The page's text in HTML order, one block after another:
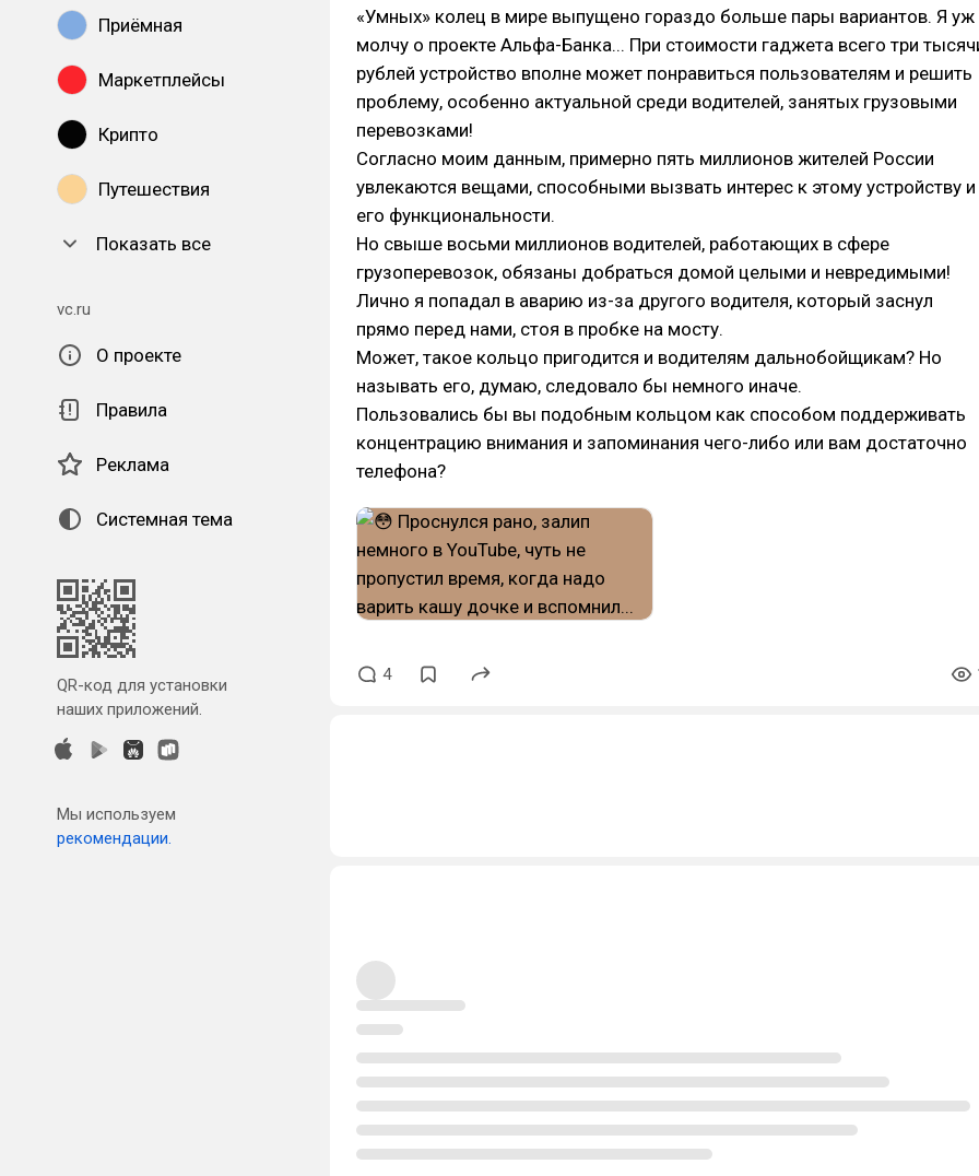
Приёмная
Маркетплейсы
Крипто
Путешествия
Показать все
vc.ru
О проекте
Правила
Реклама
Системная тема
QR-код для установки
наших приложений.
Мы используем
рекомендации.
«Умных» колец в мире выпущено гораздо больше пары вариантов. Я уж
молчу о проекте Альфа-Банка... При стоимости гаджета всего три
рублей устройство вполне может понравиться пользователям и решить
проблему, особенно актуальной среди водителей, занятых грузовыми
перевозками!
Согласно моим данным, примерно пять миллионов жителей России
увлекаются вещами, способными вызвать интерес к этому устройству и
его функциональности.
Но свыше восьми миллионов водителей, работающих в сфере
грузоперевозок, обязаны добраться домой целыми и невредимыми!
Лично я попадал в аварию из-за другого водителя, который заснул
прямо перед нами, стоя в пробке на мосту.
Может, такое кольцо пригодится и водителям дальнобойщикам? Но
называть его, думаю, следовало бы немного иначе.
Пользовались бы вы подобным кольцом как способом поддерживать
концентрацию внимания и запоминания чего-либо или вам достаточно
телефона?
4